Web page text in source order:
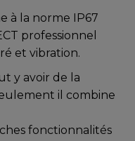
à la norme IP67
professionnel
et vibration.
y avoir de la
il combine
fonctionnalités